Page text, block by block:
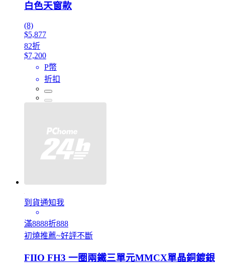
白色天窗款
(8)
$5,877
82折
$7,200
P幣
折扣
到貨通知我
滿8888折888
初燒推薦~好評不斷
FIIO FH3 一圈兩鐵三單元MMCX單晶銅鍍銀